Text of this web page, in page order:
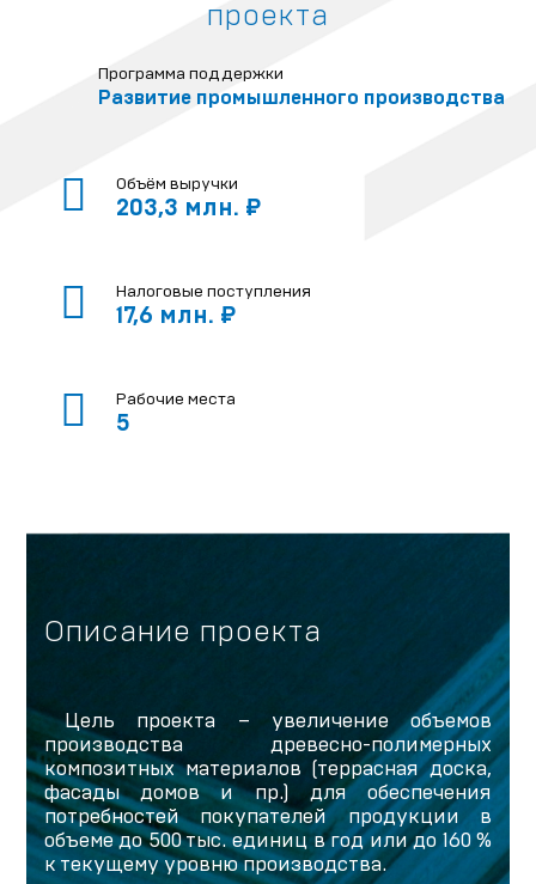
проекта
Программа поддержки
Развитие промышленного производства
Объём выручки
203,3 млн. ₽
Налоговые поступления
17,6 млн. ₽
Рабочие места
5
Описание проекта
Цель проекта – увеличение объемов
производства древесно-полимерных
композитных материалов (террасная доска,
фасады домов и пр.) для обеспечения
потребностей покупателей продукции в
объеме до 500 тыс. единиц в год или до 160 %
к текущему уровню производства.